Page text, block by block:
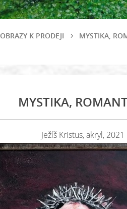
OBRAZY K PRODEJI MYSTIKA,
MYSTIKA,
Ježíš Kristus, akryl, 2021